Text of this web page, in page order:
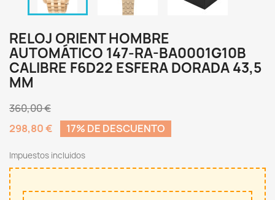
RELOJ ORIENT HOMBRE
AUTOMÁTICO 147-RA-BA0001G10B
CALIBRE F6D22 ESFERA DORADA 43,5
MM
360,00 €
298,80 €
17% DE DESCUENTO
Impuestos incluidos